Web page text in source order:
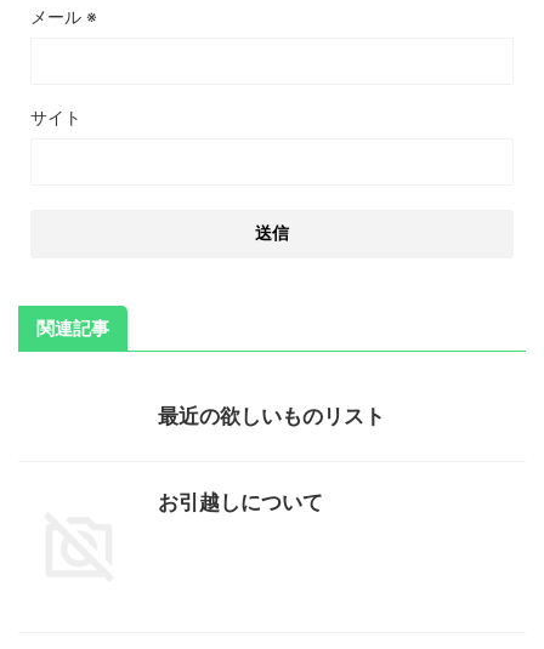
メール ※
サイト
関連記事
最近の欲しいものリスト
お引越しについて